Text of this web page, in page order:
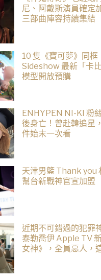
尼、阿戴斯演員確定
三部曲陣容持續集結
10 隻《寶可夢》同框
Sideshow 最新「卡
模型開放預購
ENHYPEN NI-KI 粉
後身亡！曾赴韓追星
件始末一次看
天津男籃 Thank you
幫台新戰神官宣加盟
近期不可錯過的犯罪
泰勒喬伊 Apple TV
女神》，全員惡人，